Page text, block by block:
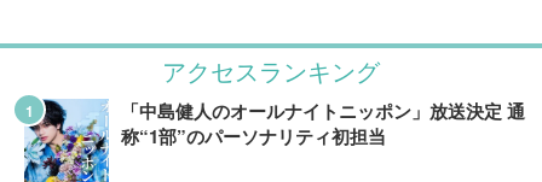
アクセスランキング
「中島健人のオールナイトニッポン」放送決定 通
称“1部”のパーソナリティ初担当